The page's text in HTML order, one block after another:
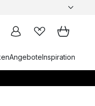
AngeboteInspiration